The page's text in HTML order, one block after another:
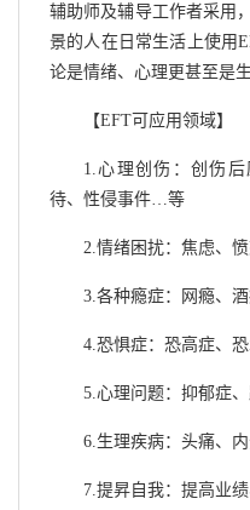
辅助师及辅导工作者采用
景的人在日常生活上使用
论是情绪、心理更甚至是
【EFT可应用领域】
1.心理创伤：创伤
待、性侵事件…等
2.情绪困扰：焦虑、
3.各种瘾症：网瘾、
4.恐惧症：恐高症、
5.心理问题：抑郁症
6.生理疾病：头痛、
7.提昇自我：提高业